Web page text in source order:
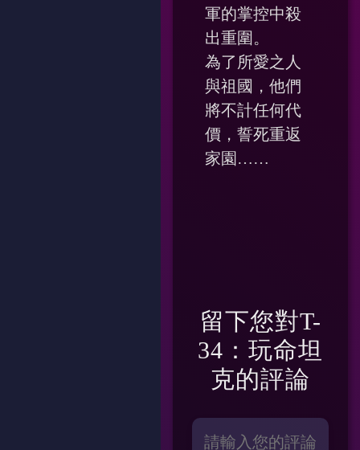
軍的掌控中殺
出重圍。
為了所愛之人
與祖國，他們
將不計任何代
價，誓死重返
家園……
留下您對T-
34：玩命坦
克的評論